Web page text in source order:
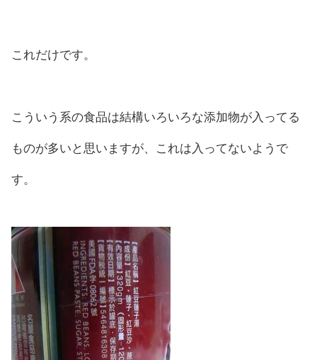
これだけです。
こういう系の食品は結構いろいろな添加物が入ってる
ものが多いと思いますが、これは入ってないようで
す。